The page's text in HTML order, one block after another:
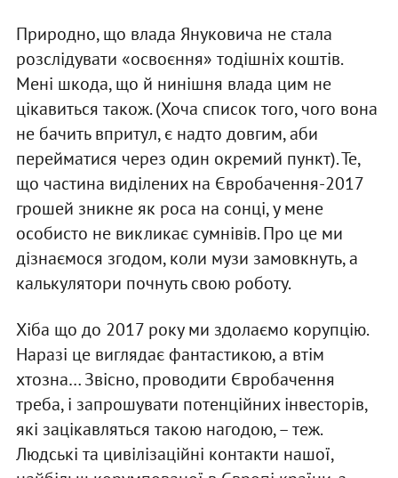
Природно, що влада Януковича не стала
розслідувати «освоєння» тодішніх коштів.
Мені шкода, що й нинішня влада цим не
цікавиться також. (Хоча список того, чого вона
не бачить впритул, є надто довгим, аби
перейматися через один окремий пункт). Те,
що частина виділених на Євробачення-2017
грошей зникне як роса на сонці, у мене
особисто не викликає сумнівів. Про це ми
дізнаємося згодом, коли музи замовкнуть, а
калькулятори почнуть свою роботу.
Хіба що до 2017 року ми здолаємо корупцію.
Наразі це виглядає фантастикою, а втім
хтозна… Звісно, проводити Євробачення
треба, і запрошувати потенційних інвесторів,
які зацікавляться такою нагодою, – теж.
Людські та цивілізаційні контакти нашої,